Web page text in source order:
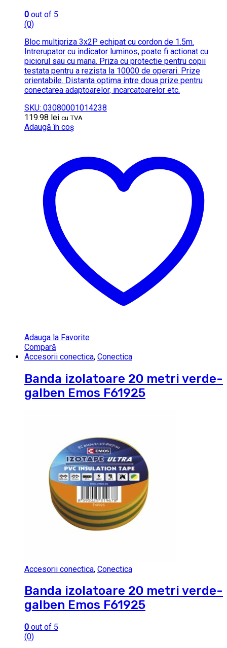
0 out of 5
(0)
Bloc multipriza 3x2P echipat cu cordon de 1.5m.
Intrerupator cu indicator luminos, poate fi actionat cu
piciorul sau cu mana. Priza cu protectie pentru copii
testata pentru a rezista la 10000 de operari. Prize
orientabile. Distanta optima intre doua prize pentru
conectarea adaptoarelor, incarcatoarelor etc.
SKU: 03080001014238
119.98 lei cu TVA
Adaugă în coș
Adauga la Favorite
Compară
Accesorii conectica, Conectica
Banda izolatoare 20 metri verde-
galben Emos F61925
Accesorii conectica, Conectica
Banda izolatoare 20 metri verde-
galben Emos F61925
0 out of 5
(0)